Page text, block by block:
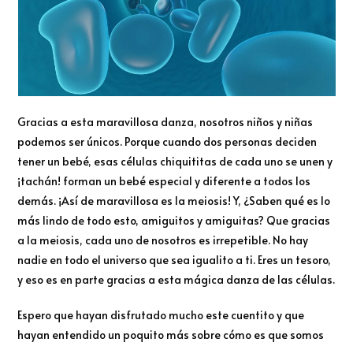
Gracias a esta maravillosa danza, nosotros niños y niñas
podemos ser únicos. Porque cuando dos personas deciden
tener un bebé, esas células chiquititas de cada uno se unen y
¡tachán! forman un bebé especial y diferente a todos los
demás. ¡Así de maravillosa es la meiosis! Y, ¿Saben qué es lo
más lindo de todo esto, amiguitos y amiguitas? Que gracias
a la meiosis, cada uno de nosotros es irrepetible. No hay
nadie en todo el universo que sea igualito a ti. Eres un tesoro,
y eso es en parte gracias a esta mágica danza de las células.
Espero que hayan disfrutado mucho este cuentito y que
hayan entendido un poquito más sobre cómo es que somos